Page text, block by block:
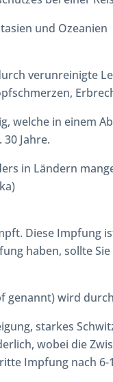
und Ozeanien
verunreinigte
welche in einem
Jahre.
in Ländern
Diese Impfung
haben, sollte
genannt) wird
starkes
wobei die
Impfung nach